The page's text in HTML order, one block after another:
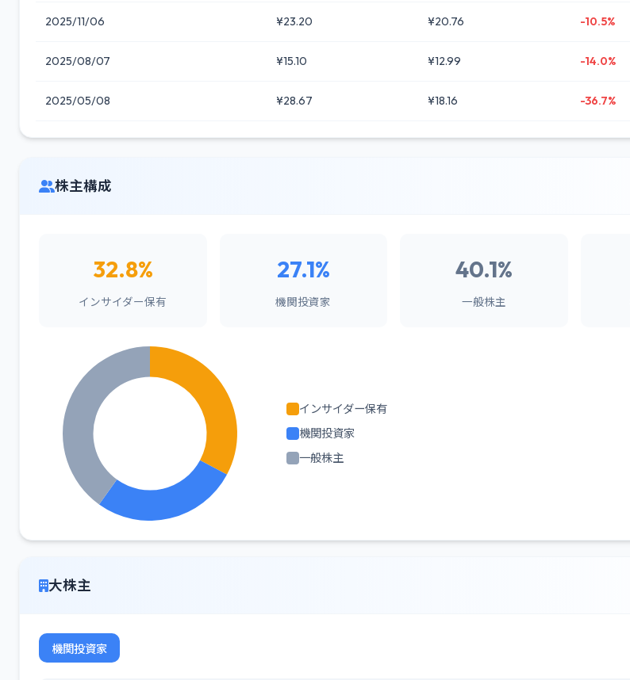
2025/11/06 ¥23.20 ¥20.76 -10.5%
2025/08/07 ¥15.10 ¥12.99 -14.0%
2025/05/08 ¥28.67 ¥18.16 -36.7%
株主構成
32.8%
インサイダー保有
27.1%
機関投資家
40.1%
一般株主
インサイダー保有
機関投資家
一般株主
大株主
機関投資家